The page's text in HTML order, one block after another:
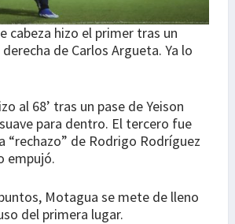
cabeza hizo el primer tras un
de Carlos Argueta. Ya lo
al 68’ tras un pase de Yeison
para dentro. El tercero fue
“rechazo” de Rodrigo Rodríguez
empujó.
Motagua se mete de lleno
del primera lugar.